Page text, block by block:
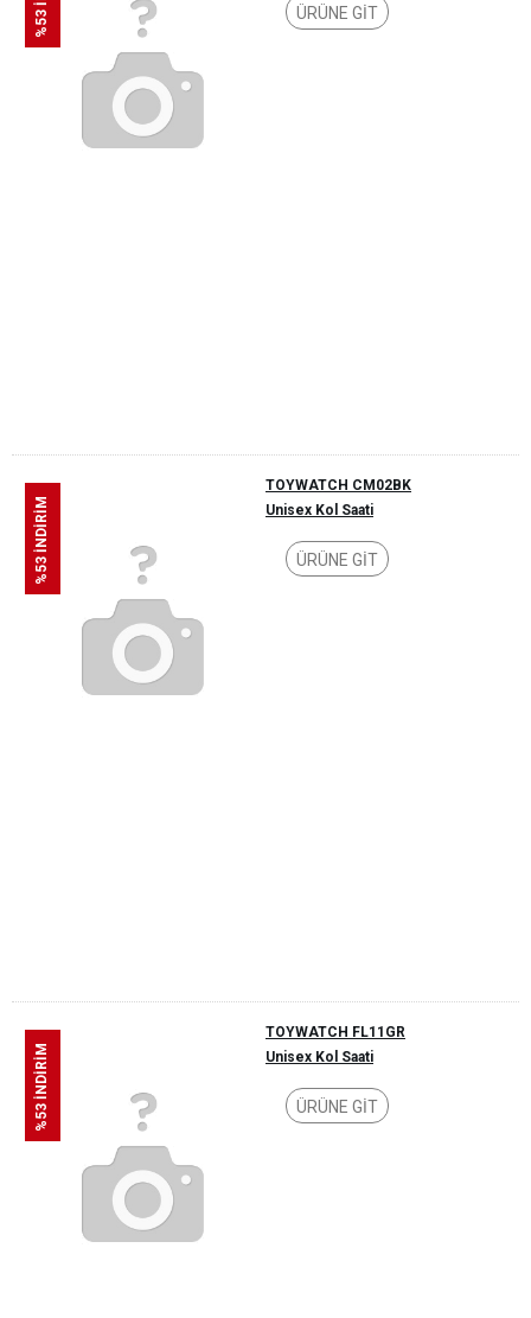
ÜRÜNE GİT
%53 İNDİRİM
TOYWATCH CM02BK
Unisex Kol Saati
ÜRÜNE GİT
%53 İNDİRİM
TOYWATCH FL11GR
Unisex Kol Saati
ÜRÜNE GİT